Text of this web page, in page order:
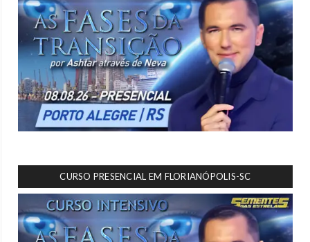
CURSO PRESENCIAL EM FLORIANÓPOLIS-SC